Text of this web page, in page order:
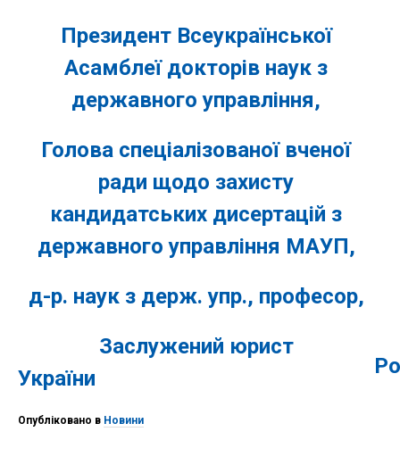
Президент Всеукраїнської
Асамблеї докторів наук з
державного управління,
Голова спеціалізованої вченої
ради щодо захисту
кандидатських дисертацій з
державного управління МАУП,
д-р. наук з держ. упр., професор,
Заслужений юрист
України
Опубліковано в Новини